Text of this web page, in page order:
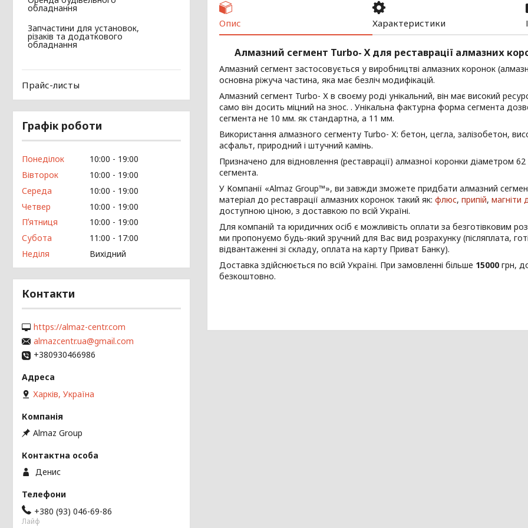
Опис Характеристики
Алмазний сегмент Turbo- Х для реставрації алмазних
Алмазний сегмент застосовується у виробництві алмазних коронок
основна ріжуча частина, яка має безліч модифікацій.
Алмазний сегмент Turbo- Х в своєму роді унікальний, він має високий
само він досить міцний на знос. . Унікальна фактурна форма сегмента
сегмента не 10 мм. як стандартна, а 11 мм.
Використання алмазного сегменту Turbo- Х: бетон, цегла, залізобетон,
асфальт, природний і штучний камінь.
Призначено для відновлення (реставрації) алмазної коронки діаметром
сегмента.
У Компанії «Almaz Group™», ви завжди зможете придбати алмазний
матеріал до реставрації алмазних коронок такий як: флюс, припій, магніти
доступною ціною, з доставкою по всій Україні.
Для компаній та юридичних осіб є можливість оплати за безготівковим
ми пропонуємо будь-який зручний для Вас вид розрахунку (післяплата,
відвантаженні зі складу, оплата на карту Приват Банку).
Доставка здійснюється по всій Україні. При замовленні більше 15000 грн,
безкоштовно.
обладнання
Запчастини для установок,
різаків та додаткового
обладнання
Прайс-листы
Графік роботи
Понеділок 10:00
19:00
Вівторок
10:00
19:00
Середа
10:00
19:00
Четвер
10:00
19:00
Пʼятниця
10:00
19:00
Субота
11:00
17:00
Неділя
Вихідний
Контакти
https://almaz-centr.com
almazcentr.ua@gmail.com
+380930466986
Харків, Україна
Almaz Group
Денис
+380 (93) 046-69-86
Лайф